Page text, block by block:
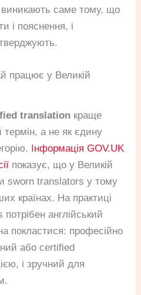
виникають саме тому, що
і пояснення, і
працює у Великій
translation краще
термін, а не як єдину
Інформація GOV.UK
показує, що у Великій
sworn translators у тому
країнах. На практиці
англійський
покластися: професійно
або certified
і зручний для